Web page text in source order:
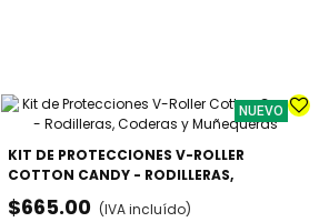
NUEVO
KIT DE PROTECCIONES V-ROLLER
COTTON CANDY - RODILLERAS,
CODERAS Y MUÑEQUERAS
$665.00 (IVA incluído)